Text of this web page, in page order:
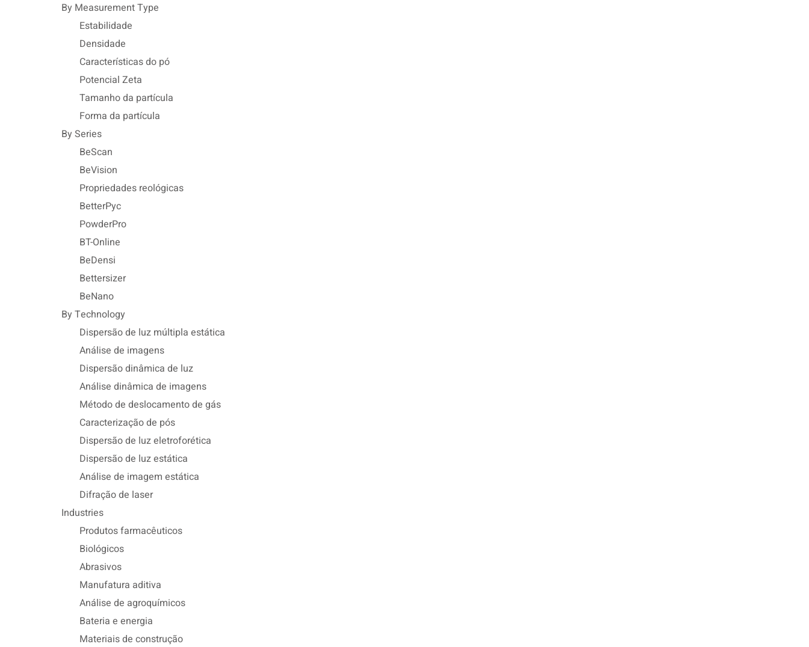
By Measurement Type
Estabilidade
Densidade
Características do pó
Potencial Zeta
Tamanho da partícula
Forma da partícula
By Series
BeScan
BeVision
Propriedades reológicas
BetterPyc
PowderPro
BT-Online
BeDensi
Bettersizer
BeNano
By Technology
Dispersão de luz múltipla estática
Análise de imagens
Dispersão dinâmica de luz
Análise dinâmica de imagens
Método de deslocamento de gás
Caracterização de pós
Dispersão de luz eletroforética
Dispersão de luz estática
Análise de imagem estática
Difração de laser
Industries
Produtos farmacêuticos
Biológicos
Abrasivos
Manufatura aditiva
Análise de agroquímicos
Bateria e energia
Materiais de construção